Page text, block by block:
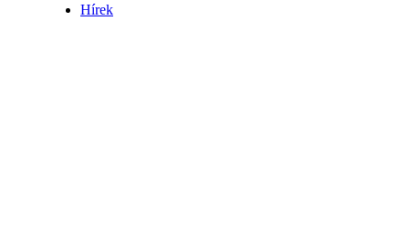
Hírek